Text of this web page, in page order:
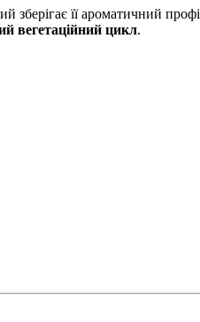
її ароматичний
вегетаційний цикл.